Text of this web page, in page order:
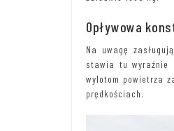
Opływowa
Na uwagę
stawia tu wyraźnie
wylotom powietrza
prędkościach.